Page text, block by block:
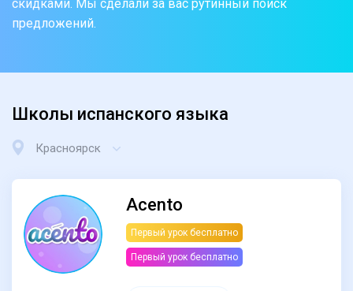
скидками. Мы сделали за вас рутинный поиск
предложений.
Школы испанского языка
Красноярск
Acento
Первый урок бесплатно
Первый урок бесплатно